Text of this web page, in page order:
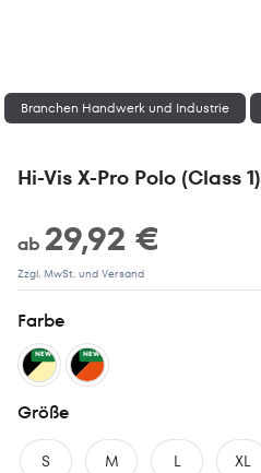
Branchen Handwerk und Industrie
Hi-Vis X-Pro Polo (Class 1)
ab 29,92 €
Zzgl. MwSt. und Versand
Farbe
NEW NEW
Größe
S M L XL